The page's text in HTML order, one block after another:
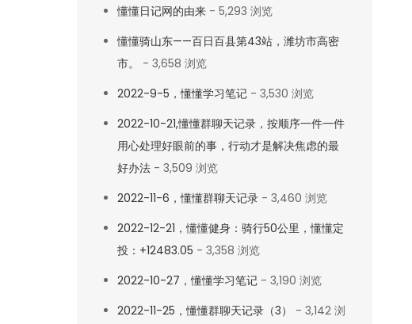
懂懂日记网的由来- 5,293 浏览
懂懂骑山东——百日百县第43站，潍坊市高密
市。
- 3,658 浏览
2022-9-5，懂懂学习笔记- 3,530 浏览
2022-10-21,懂懂群聊天记录，按顺序一件一件
用心处理好眼前的事，行动才是解决焦虑的最
好办法- 3,509 浏览
2022-11-6，懂懂群聊天记录- 3,460 浏览
2022-12-21，懂懂健身：骑行50公里，懂懂定
投：+12483.05 - 3,358 浏览
2022-10-27，懂懂学习笔记- 3,190 浏览
2022-11-25，懂懂群聊天记录（3）
- 3,142 浏